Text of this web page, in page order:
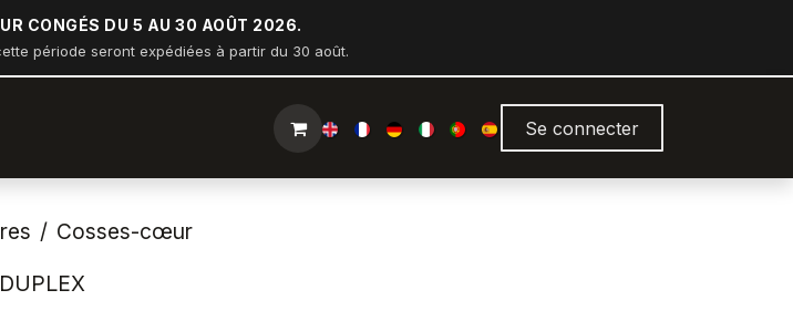
CONGÉS DU 5 AU 30 AOÛT 2026.
période seront expédiées à partir du 30 août.
Se connecter
Cosses-cœur